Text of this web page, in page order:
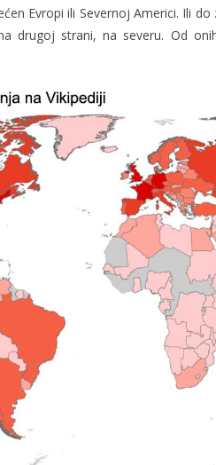
Evropi ili Severnoj Americi. Ili
drugoj strani, na severu. Od